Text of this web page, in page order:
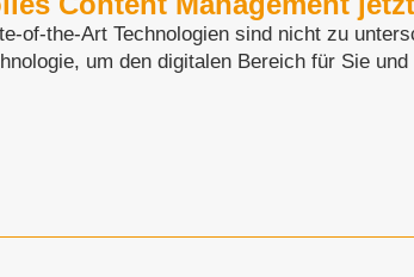
of-the-Art Technologien sind nicht zu
um den digitalen Bereich für Sie